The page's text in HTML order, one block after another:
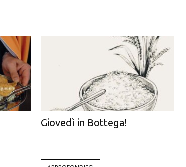
Giovedì in Bottega!